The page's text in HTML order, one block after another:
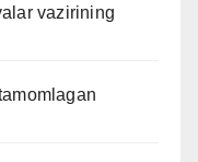
vazirining